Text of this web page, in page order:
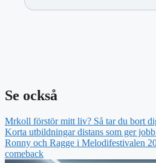
Se också
Mrkoll förstör mitt liv? Så tar du bort
Korta utbildningar distans som ger
Ronny och Ragge i Melodifestivalen
comeback